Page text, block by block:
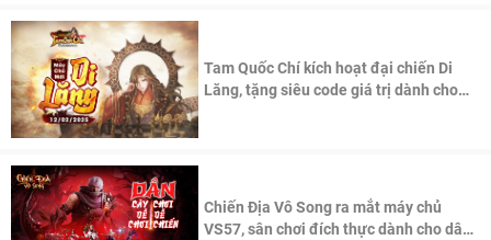
Tam Quốc Chí kích hoạt đại chiến Di
Lăng, tặng siêu code giá trị dành cho
Chiến Địa Vô Song ra mắt máy chủ
VS57, sân chơi đích thực dành cho dân